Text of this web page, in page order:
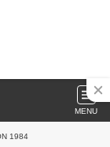
MENU
1984